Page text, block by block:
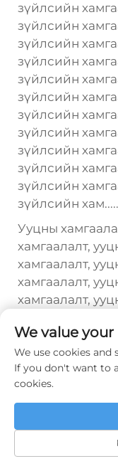
зүйлсийн
зүйлсийн
зүйлсийн
зүйлсийн
зүйлсийн
зүйлсийн
зүйлсийн
зүйлсийн
зүйлсийн
зүйлсийн
зүйлсийн
зүйлсийн
Ууцны
хамгаалалт,
хамгаалалт,
хамгаалалт,
хамгаалалт,
хамгаалалт,
хамгаалалт,
хамгаалалт,
хамгаалалт,
хамгаалалт,
хамгаалалт,
хамгаалалт,
хамгаалалт,
We value
We use cookies
If you don't want to
cookies.